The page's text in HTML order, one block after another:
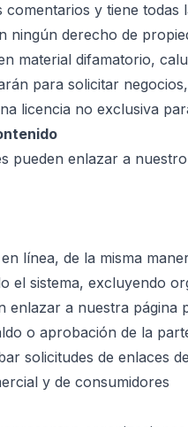
y tiene
ningún derecho de
material difamatorio,
para solicitar
licencia no exclusiva
pueden enlazar a
línea, de la misma
el sistema, excluyendo
enlazar a nuestra
o aprobación de la
solicitudes de enlaces
y de consumidores